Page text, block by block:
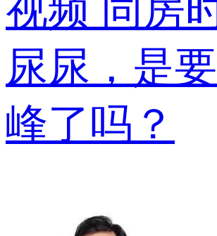
视频 同房
尿尿，是
峰了吗？